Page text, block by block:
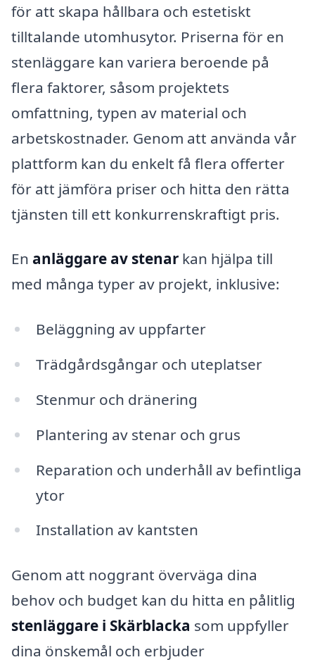
för att skapa hållbara och estetiskt
tilltalande utomhusytor. Priserna för en
stenläggare kan variera beroende på
flera faktorer, såsom projektets
omfattning, typen av material och
arbetskostnader. Genom att använda vår
plattform kan du enkelt få flera offerter
för att jämföra priser och hitta den rätta
tjänsten till ett konkurrenskraftigt pris.
En anläggare av stenar kan hjälpa till
med många typer av projekt, inklusive:
Beläggning av uppfarter
Trädgårdsgångar och uteplatser
Stenmur och dränering
Plantering av stenar och grus
Reparation och underhåll av befintliga
ytor
Installation av kantsten
Genom att noggrant överväga dina
behov och budget kan du hitta en pålitlig
stenläggare i Skärblacka som uppfyller
dina önskemål och erbjuder